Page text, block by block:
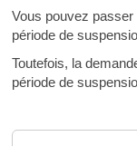
Vous pouvez
période de
Toutefois, la
période de